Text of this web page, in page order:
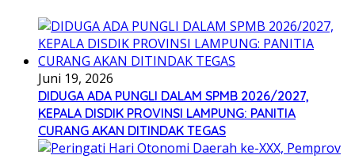
Juni 19, 2026
DIDUGA ADA PUNGLI DALAM SPMB 2026/2027,
KEPALA DISDIK PROVINSI LAMPUNG: PANITIA
CURANG AKAN DITINDAK TEGAS